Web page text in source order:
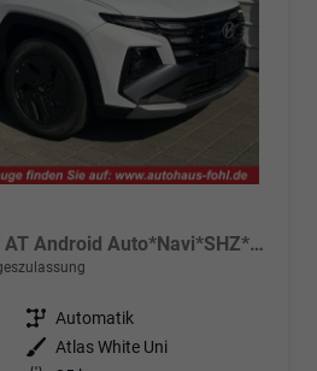
Black Line 1.6 T-GDi HEV AT Android Auto*Navi*SHZ*Kamera*2Z Klimaauto*
Getriebe Automatik
Außenfarbe Atlas White Uni